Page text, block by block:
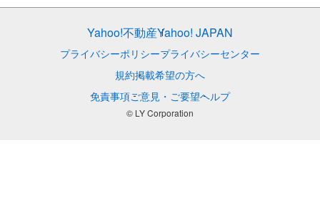
Yahoo!不動産Yahoo! JAPAN
プライバシーポリシープライバシーセンター
規約掲載希望の方へ
免責事項ご意見・ご要望ヘルプ
© LY Corporation